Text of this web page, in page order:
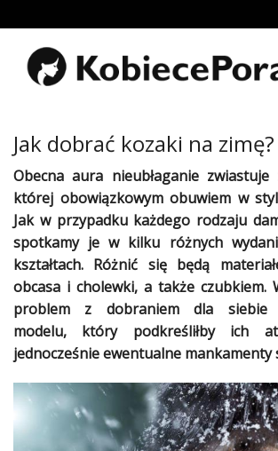
Uroda
Miłość
&
Dziecko
Przepisy
kulinarne
Kobiece
Wyznania
Wnętrza
Fitness
Ślub
Jak dobrać kozaki na zimę?
Obecna aura nieubłaganie
której obowiązkowym obuwiem w
Jak w przypadku każdego rodzaju
spotkamy je w kilku różnych
kształtach. Różnić się będą
obcasa i cholewki, a także czubkiem.
problem z dobraniem dla siebie
modelu, który podkreśliłby ich
jednocześnie ewentualne mankamenty